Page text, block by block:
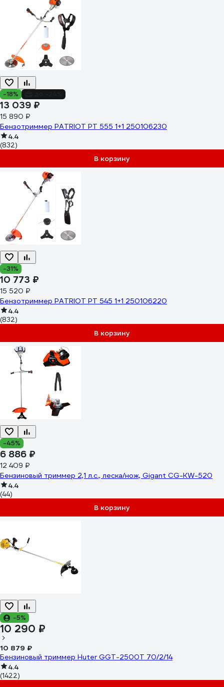
-18%
13 039 ₽
15 890 ₽
Бензотриммер PATRIOT PT 555 1+1 250106230
4.4
(832)
В корзину
-31%
10 773 ₽
15 520 ₽
Бензотриммер PATRIOT PT 545 1+1 250106220
4.4
(832)
В корзину
-45%
6 886 ₽
12 409 ₽
Бензиновый триммер 2,1 л.с., леска/нож, Gigant CG-KW-520
4.4
(44)
В корзину
-5%
10 290 ₽
10 879 ₽
Бензиновый триммер Huter GGT-2500Т 70/2/14
4.4
(1422)